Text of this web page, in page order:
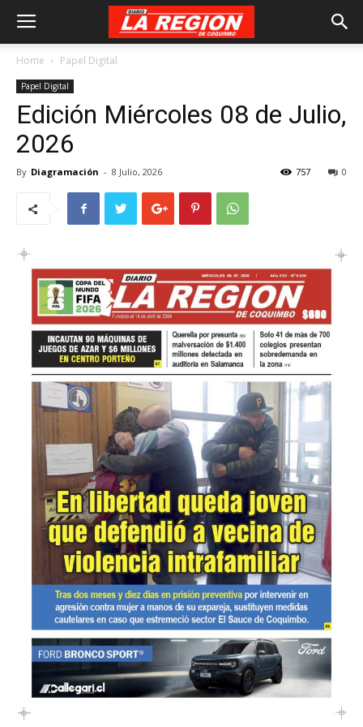
Home Papel Digital
Papel Digital
Edición Miércoles 08 de Julio,
2026
By Diagramación - 8 Julio, 2026 0
757